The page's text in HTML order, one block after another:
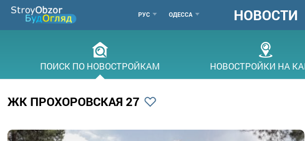
Перейти
основному
РУС
МЕНЮ
ГОРОДОВ
ОДЕССА
ГОЛОВНЕ
МЕНЮ
НОВОСТИ
ПОИСК ПО НОВОСТРОЙКАМ НОВОСТРОЙКИ НА
ЖК ПРОХОРОВСКАЯ 27